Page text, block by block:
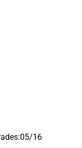
:05/16